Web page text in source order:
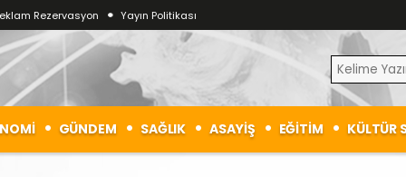
Rezervasyon Yayın Politikası
GÜNDEM SAĞLIK ASAYİŞ EĞİTİM KÜLTÜR